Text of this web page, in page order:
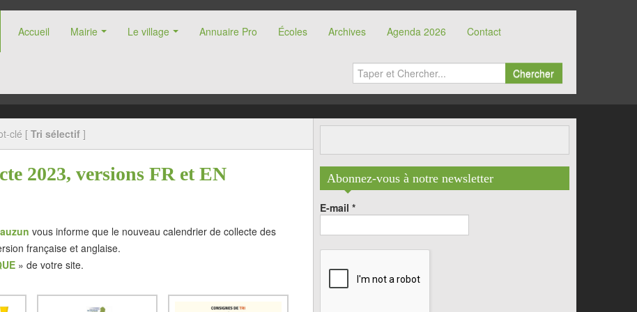
Accueil Mairie Le village Annuaire Pro Écoles Archives Agenda 2026 Contact
Chercher
clé [Tri sélectif ]
2023, versions FR et EN
vous informe que le nouveau calendrier de collecte des
française et anglaise.
» de votre site.
Abonnez-vous à notre newsletter
E-mail *